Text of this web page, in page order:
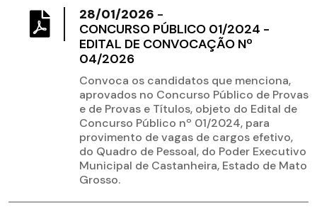
28/01/2026 -
CONCURSO PÚBLICO 01/2024 -
EDITAL DE CONVOCAÇÃO Nº
04/2026
Convoca os candidatos que menciona,
aprovados no Concurso Público de Provas
e de Provas e Títulos, objeto do Edital de
Concurso Público nº 01/2024, para
provimento de vagas de cargos efetivo,
do Quadro de Pessoal, do Poder Executivo
Municipal de Castanheira, Estado de Mato
Grosso.